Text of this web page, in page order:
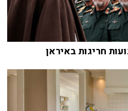
חריגות באיראן